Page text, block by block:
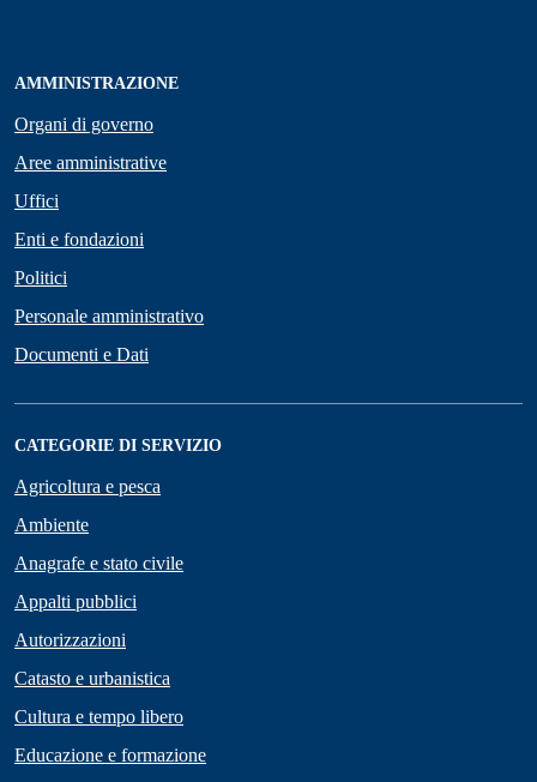
AMMINISTRAZIONE
Organi di governo
Aree amministrative
Uffici
Enti e fondazioni
Politici
Personale amministrativo
Documenti e Dati
CATEGORIE DI SERVIZIO
Agricoltura e pesca
Ambiente
Anagrafe e stato civile
Appalti pubblici
Autorizzazioni
Catasto e urbanistica
Cultura e tempo libero
Educazione e formazione